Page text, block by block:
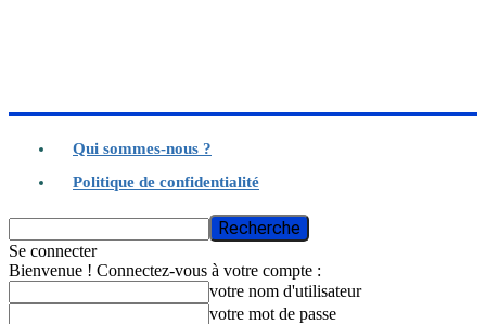
Qui sommes-nous ?
Politique de confidentialité
Se connecter
Bienvenue ! Connectez-vous à votre compte :
votre nom d'utilisateur
votre mot de passe